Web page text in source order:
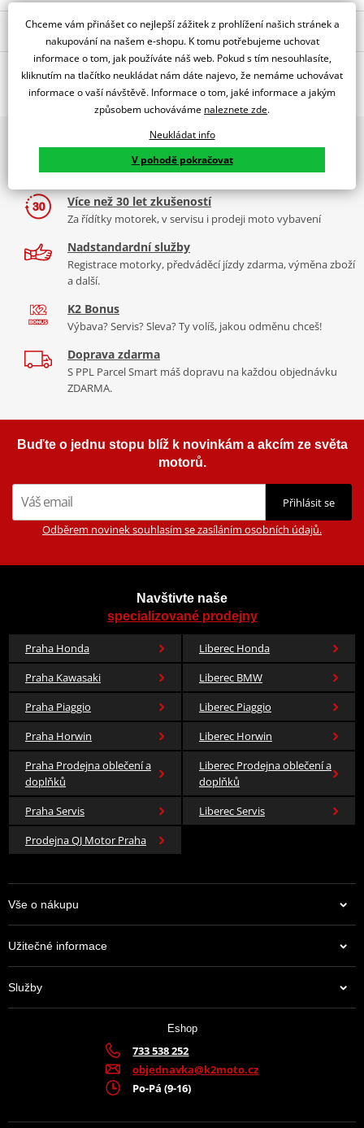
Popis a parametry
Jsme autorizovaný
dealer značky 4RACING
O výrobci
Značka 4Racing vznikla roku 2005 pod záštitou společnosti Tamarri
s.r.l., která se již přes 30 let specializuje ve výrobě součástek do
výrobních strojů. I díky těmto zkušenostem 4Racing
nabízívýrobky té nejvyšší kvalitya spolupracuje s předními
výrobci motocyklů jako je napříkladAprilia, Honda, Suzuki či
Yamaha.
Více informací o značce
Zobrazit všechny produkty
2x multibrand showroom
9 značek motocyklů, servis, oblečení, doplňky i náhradní
díly, to vše v Praze a Liberci
Více než 30 let zkušeností
Za řídítky motorek, v servisu i prodeji moto vybavení
Nadstandardní služby
Registrace motorky, předváděcí jízdy zdarma, výměna zboží
a další.
K2 Bonus
Výbava? Servis? Sleva? Ty volíš, jakou odměnu chceš!
Doprava zdarma
S PPL Parcel Smart máš dopravu na každou objednávku
ZDARMA.
Buďte o jednu stopu blíž k novinkám a akcím ze světa
motorů.
Přihlásit se
Odběrem novinek souhlasím se zasíláním osobních údajů.
Navštivte naše
specializované prodejny
Praha Honda
Liberec Honda
Praha Kawasaki
Liberec BMW
Praha Piaggio
Liberec Piaggio
Praha Horwin
Liberec Horwin
Praha Prodejna oblečení a
doplňků
Liberec Prodejna oblečení a
doplňků
Praha Servis
Liberec Servis
Prodejna QJ Motor Praha
Vše o nákupu
Užitečné informace
Služby
Eshop
733 538 252
objednavka@k2moto.cz
Po-Pá (9-16)
Chceme vám přinášet co nejlepší zážitek z prohlížení našich stránek a
nakupování na našem e-shopu. K tomu potřebujeme uchovat
informace o tom, jak používáte náš web. Pokud s tím nesouhlasíte,
kliknutím na tlačítko neukládat nám dáte najevo, že nemáme uchovávat
informace o vaší návštěvě. Informace o tom, jaké informace a jakým
způsobem uchováváme naleznete zde.
Neukládat info
V pohodě pokračovat